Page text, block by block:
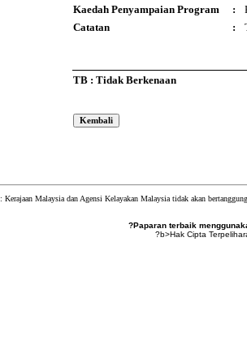
Kaedah Penyampaian Program :
Catatan
:
TB : Tidak Berkenaan
: Kerajaan Malaysia dan Agensi Kelayakan Malaysia tidak akan
?Paparan terbaik
?b>Hak Cipta